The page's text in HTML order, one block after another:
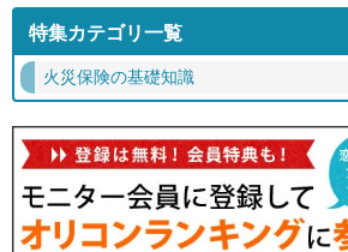
特集カテゴリ一覧
火災保険の基礎知識